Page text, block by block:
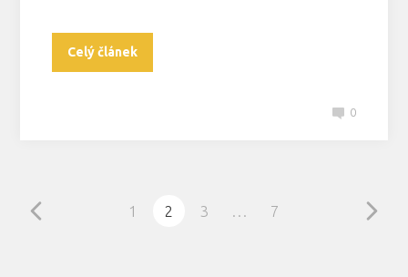
Celý článek
0
1 2 3 … 7